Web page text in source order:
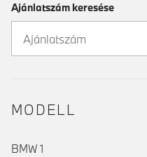
Ajánlatszám keresése
MODELL
BMW 1